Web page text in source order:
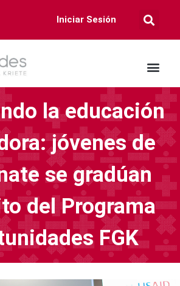
Iniciar Sesión
la educación
jóvenes de
se gradúan
del Programa
FGK